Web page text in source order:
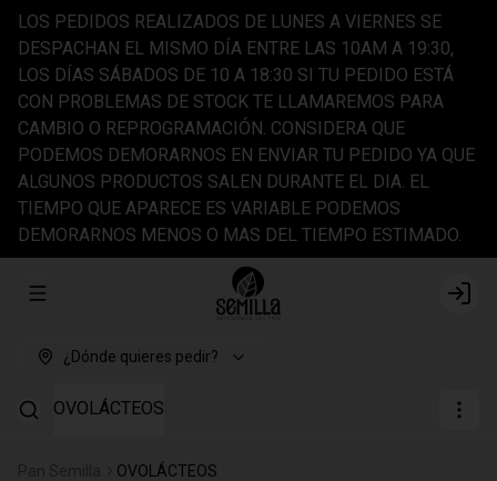
LOS PEDIDOS REALIZADOS DE LUNES A VIERNES SE
DESPACHAN EL MISMO DÍA ENTRE LAS 10AM A 19:30,
LOS DÍAS SÁBADOS DE 10 A 18:30 SI TU PEDIDO ESTÁ
CON PROBLEMAS DE STOCK TE LLAMAREMOS PARA
CAMBIO O REPROGRAMACIÓN. CONSIDERA QUE
PODEMOS DEMORARNOS EN ENVIAR TU PEDIDO YA QUE
ALGUNOS PRODUCTOS SALEN DURANTE EL DIA. EL
TIEMPO QUE APARECE ES VARIABLE PODEMOS
DEMORARNOS MENOS O MAS DEL TIEMPO ESTIMADO.
Abrir menu de navegación Login
¿Dónde quieres pedir?
OVOLÁCTEOS
OVOLÁCTEOS